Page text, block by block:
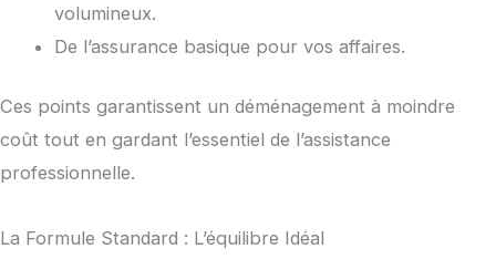
volumineux.
De l’assurance basique pour vos affaires.
Ces points garantissent un déménagement à moindre
coût tout en gardant l’essentiel de l’assistance
professionnelle.
La Formule Standard : L’équilibre Idéal